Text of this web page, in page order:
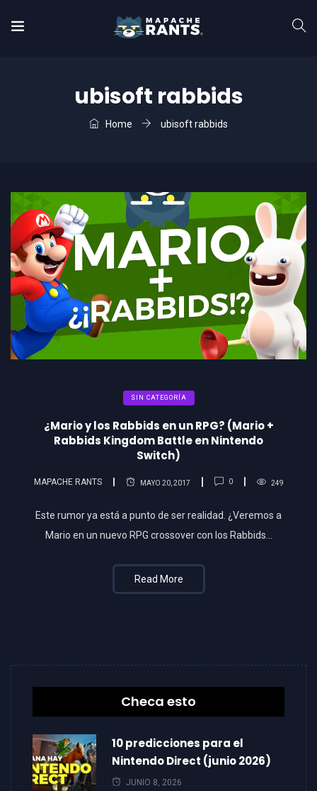
ubisoft rabbids
Home ubisoft rabbids
SIN CATEGORÍA
¿Mario y los Rabbids en un RPG? (Mario +
Rabbids Kingdom Battle en Nintendo
Switch)
MAPACHE RANTS MAYO 20, 2017 0 249
Este rumor ya está a punto de ser realidad. ¿Veremos a
Mario en un nuevo RPG crossover con los Rabbids…
Read More
Checa esto
10 predicciones para el
Nintendo Direct (junio 2026)
JUNIO 8, 2026